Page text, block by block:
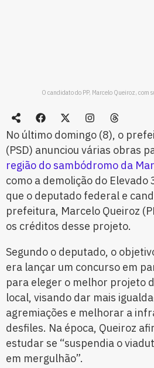
O candidato do PP, Marcelo Queiroz, com
No último domingo (8), o
(PSD) anunciou várias obras
região do sambódromo da
como a demolição do Elevado
que o deputado federal e
prefeitura, Marcelo Queiroz
os créditos desse projeto.
​Segundo o deputado, o
era lançar um concurso em
para eleger o melhor projeto
local, visando dar mais
agremiações e melhorar a
desfiles. Na época, Queiroz
estudar se “suspendia o
em mergulhão”.